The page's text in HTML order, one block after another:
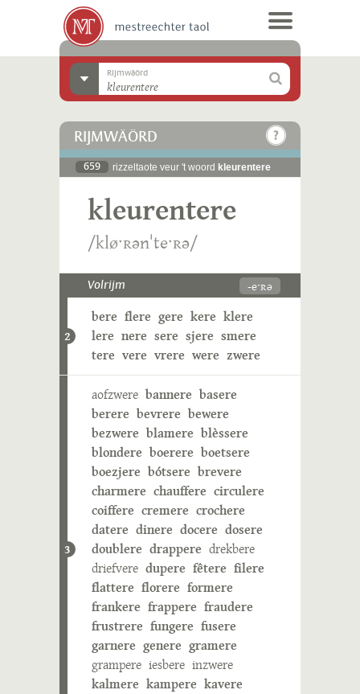
Rijmwäörd
RIJMWÄÖRD
659 rizzeltaote veur 't woord kleurentere
kleurentere
/kløˑʀənˈteˑʀə/
Volrijm -eˑʀə
2
bere flere gere kere klere
lere nere sere sjere smere
tere vere vrere were zwere
3
aofzwere bannere basere
berere bevrere bewere
bezwere blamere blèssere
blondere boerere boetsere
boezjere bótsere brevere
charmere chauffere circulere
coiffere cremere crochere
datere dinere docere dosere
doublere drappere drekbere
driefvere dupere fêtere filere
flattere florere formere
frankere frappere fraudere
frustrere fungere fusere
garnere genere gramere
grampere iesbere inzwere
kalmere kampere kavere